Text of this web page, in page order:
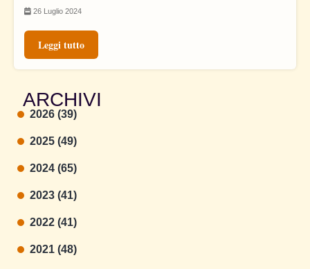
26 Luglio 2024
Leggi tutto
ARCHIVI
2026 (39)
2025 (49)
2024 (65)
2023 (41)
2022 (41)
2021 (48)